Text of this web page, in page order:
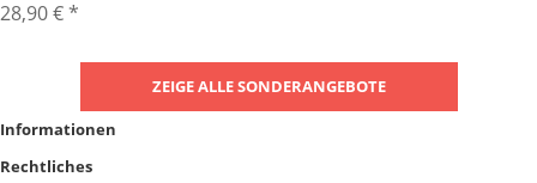
28,90 €*
ZEIGE ALLE SONDERANGEBOTE
Informationen
Rechtliches